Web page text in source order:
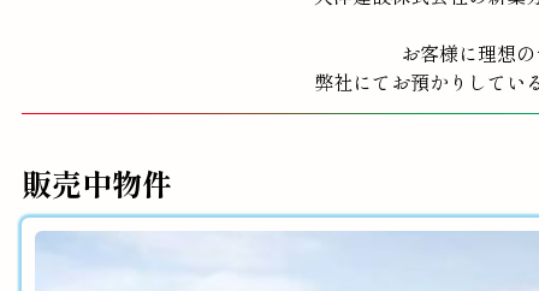
お客様に理想
弊社にてお預かりしてい
販売中物件